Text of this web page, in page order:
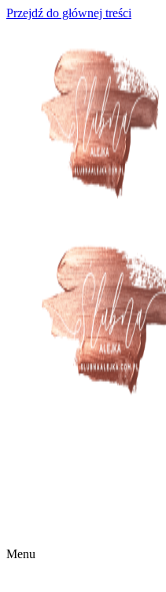
Przejdź do głównej treści
Menu